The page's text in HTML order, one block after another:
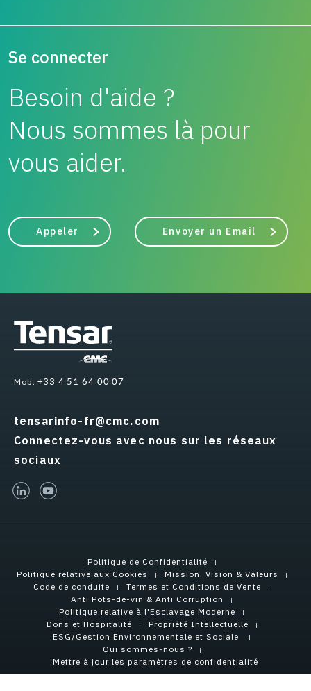
Se connecter
Besoin d'aide ?
Nous sommes là pour
vous aider.
Appeler Envoyer un Email
Mob: +33 4 51 64 00 07
tensarinfo-fr@cmc.com
Connectez-vous avec nous sur les réseaux
sociaux
linked-inyoutube
Politique de Confidentialité
Politique relative aux Cookies
Mission, Vision & Valeurs
Code de conduite
Termes et Conditions de Vente
Anti Pots-de-vin & Anti Corruption
Politique relative à l'Esclavage Moderne
Dons et Hospitalité
Propriété Intellectuelle
ESG/Gestion Environnementale et Sociale
Qui sommes-nous ?
Mettre à jour les paramètres de confidentialité